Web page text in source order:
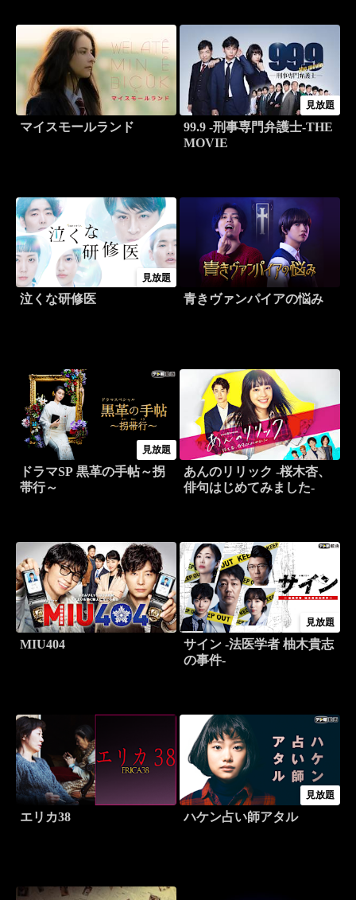
マイスモールランド
見放題
99.9 -刑事専門弁護士-THE
MOVIE
見放題
泣くな研修医 青きヴァンパイアの悩み
見放題
ドラマSP 黒革の手帖～拐
帯行～
あんのリリック -桜木杏、
俳句はじめてみました-
MIU404
見放題
サイン -法医学者 柚木貴志
の事件-
エリカ38
見放題
ハケン占い師アタル